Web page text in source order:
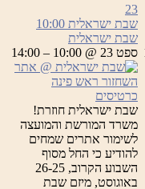
23
שבת ישראלית 10:00
שבת ישראלית
ספט 23 @ 10:00 – 14:00
כרטיסים
שבת ישראלית חוזרת!
משרד המורשת והמועצה
לשימור אתרים שמחים
להודיע כי החל מסוף
השבוע הקרוב, 26-25
באוגוסט, מיזם שבת